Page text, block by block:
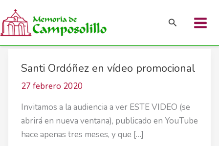
contenido
Buscar
Santi Ordóñez en vídeo promocional
27 febrero 2020
Invitamos a la audiencia a ver ESTE VIDEO (se
abrirá en nueva ventana), publicado en YouTube
hace apenas tres meses, y que […]